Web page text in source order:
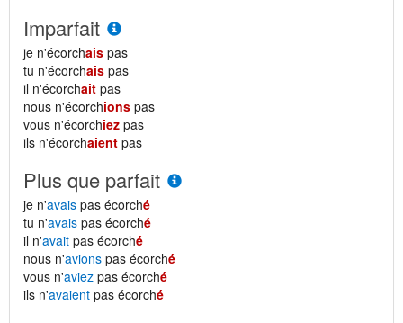
Imparfait
je n'écorchais pas
tu n'écorchais pas
il n'écorchait pas
nous n'écorchions pas
vous n'écorchiez pas
ils n'écorchaient pas
Plus que parfait
je n'avais pas écorché
tu n'avais pas écorché
il n'avait pas écorché
nous n'avions pas écorché
vous n'aviez pas écorché
ils n'avaient pas écorché